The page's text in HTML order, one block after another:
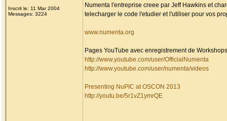
Inscrit le: 11 Mar 2004
Messages: 3224
Numenta l'entreprise creee par Jeff Hawkins et
telecharger le code l'etudier et l'utiliser pour vos
www.numenta.org
Pages YouTube avec enregistrement de
http://www.youtube.com/user/OfficialNumenta
http://www.youtube.com/user/numenta/videos
Presenting NuPIC at OSCON 2013
http://youtu.be/5r1vZ1ymrQE